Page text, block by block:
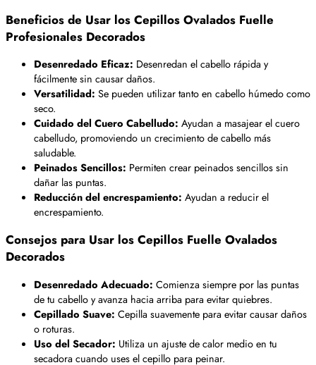
Beneficios de Usar los Cepillos Ovalados Fuelle
Profesionales Decorados
Desenredado Eficaz: Desenredan el cabello rápida y
fácilmente sin causar daños.
Versatilidad: Se pueden utilizar tanto en cabello húmedo como
seco.
Cuidado del Cuero Cabelludo: Ayudan a masajear el cuero
cabelludo, promoviendo un crecimiento de cabello más
saludable.
Peinados Sencillos: Permiten crear peinados sencillos sin
dañar las puntas.
Reducción del encrespamiento: Ayudan a reducir el
encrespamiento.
Consejos para Usar los Cepillos Fuelle Ovalados
Decorados
Desenredado Adecuado: Comienza siempre por las puntas
de tu cabello y avanza hacia arriba para evitar quiebres.
Cepillado Suave: Cepilla suavemente para evitar causar daños
o roturas.
Uso del Secador: Utiliza un ajuste de calor medio en tu
secadora cuando uses el cepillo para peinar.